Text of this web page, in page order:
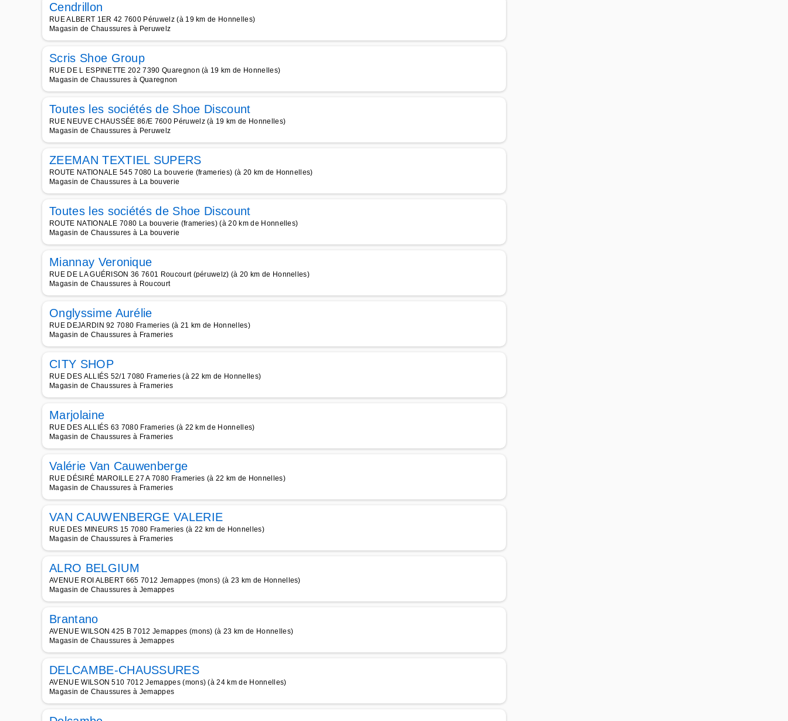
Cendrillon
RUE ALBERT 1ER 42 7600 Péruwelz (à 19 km de Honnelles)
Magasin de Chaussures à Peruwelz
Scris Shoe Group
RUE DE L ESPINETTE 202 7390 Quaregnon (à 19 km de Honnelles)
Magasin de Chaussures à Quaregnon
Toutes les sociétés de Shoe Discount
RUE NEUVE CHAUSSÉE 86/E 7600 Péruwelz (à 19 km de Honnelles)
Magasin de Chaussures à Peruwelz
ZEEMAN TEXTIEL SUPERS
ROUTE NATIONALE 545 7080 La bouverie (frameries) (à 20 km de Honnelles)
Magasin de Chaussures à La bouverie
Toutes les sociétés de Shoe Discount
ROUTE NATIONALE 7080 La bouverie (frameries) (à 20 km de Honnelles)
Magasin de Chaussures à La bouverie
Miannay Veronique
RUE DE LA GUÉRISON 36 7601 Roucourt (péruwelz) (à 20 km de Honnelles)
Magasin de Chaussures à Roucourt
Onglyssime Aurélie
RUE DEJARDIN 92 7080 Frameries (à 21 km de Honnelles)
Magasin de Chaussures à Frameries
CITY SHOP
RUE DES ALLIÉS 52/1 7080 Frameries (à 22 km de Honnelles)
Magasin de Chaussures à Frameries
Marjolaine
RUE DES ALLIÉS 63 7080 Frameries (à 22 km de Honnelles)
Magasin de Chaussures à Frameries
Valérie Van Cauwenberge
RUE DÉSIRÉ MAROILLE 27 A 7080 Frameries (à 22 km de Honnelles)
Magasin de Chaussures à Frameries
VAN CAUWENBERGE VALERIE
RUE DES MINEURS 15 7080 Frameries (à 22 km de Honnelles)
Magasin de Chaussures à Frameries
ALRO BELGIUM
AVENUE ROI ALBERT 665 7012 Jemappes (mons) (à 23 km de Honnelles)
Magasin de Chaussures à Jemappes
Brantano
AVENUE WILSON 425 B 7012 Jemappes (mons) (à 23 km de Honnelles)
Magasin de Chaussures à Jemappes
DELCAMBE-CHAUSSURES
AVENUE WILSON 510 7012 Jemappes (mons) (à 24 km de Honnelles)
Magasin de Chaussures à Jemappes